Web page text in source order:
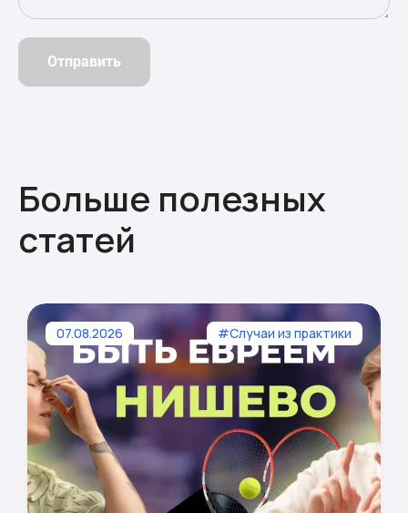
Отправить
Больше полезных
статей
07.08.2026 #Случаи из практики